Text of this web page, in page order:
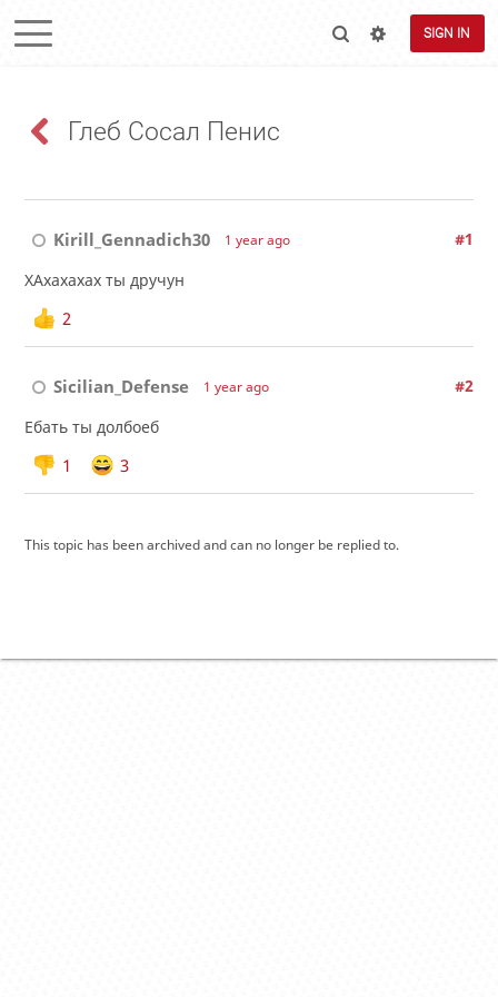
SIGN IN
Глеб Сосал Пенис
Kirill_Gennadich30 1 year ago #1
ХАхахахах ты дручун
2
Sicilian_Defense 1 year ago #2
Ебать ты долбоеб
1 3
This topic has been archived and can no longer be replied to.